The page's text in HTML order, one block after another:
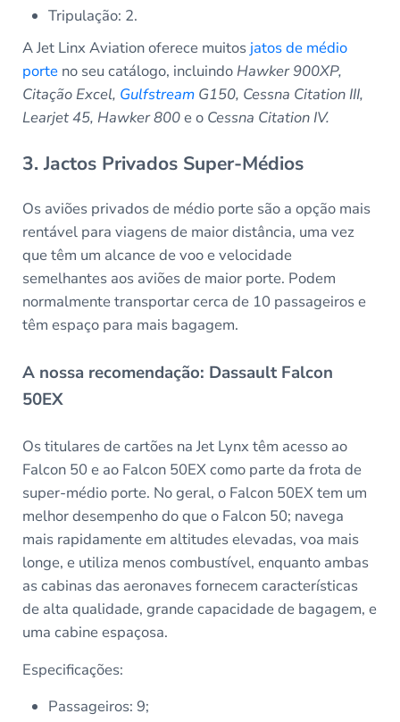
Tripulação: 2.
A Jet Linx Aviation oferece muitos jatos de médio
porteno seu catálogo, incluindo Hawker 900XP,
Citação Excel, GulfstreamG150, Cessna Citation III,
Learjet 45, Hawker 800e oCessna Citation IV.
3. Jactos Privados Super-Médios
Os aviões privados de médio porte são a opção mais
rentável para viagens de maior distância, uma vez
que têm um alcance de voo e velocidade
semelhantes aos aviões de maior porte. Podem
normalmente transportar cerca de 10 passageiros e
têm espaço para mais bagagem.
A nossa recomendação: Dassault Falcon
50EX
Os titulares de cartões na Jet Lynx têm acesso ao
Falcon 50 e ao Falcon 50EX como parte da frota de
super-médio porte. No geral, o Falcon 50EX tem um
melhor desempenho do que o Falcon 50; navega
mais rapidamente em altitudes elevadas, voa mais
longe, e utiliza menos combustível, enquanto ambas
as cabinas das aeronaves fornecem características
de alta qualidade, grande capacidade de bagagem, e
uma cabine espaçosa.
Especificações:
Passageiros: 9;